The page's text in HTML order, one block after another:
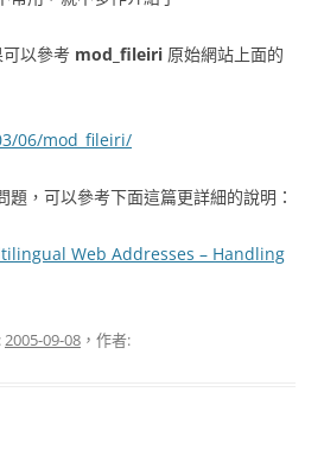
以參考 mod_fileiri 原始網站上面的
06/mod_fileiri/
題，可以參考下面這篇更詳細的說明：
Web Addresses – Handling
2005-09-08 ，作者: